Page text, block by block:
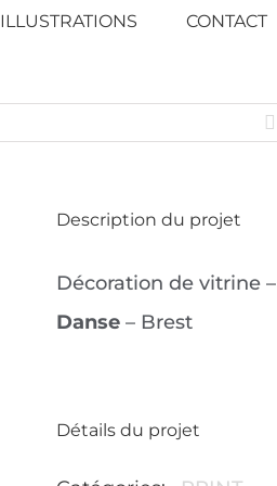
ILLUSTRATIONS CONTACT
Description du projet
Décoration de vitrine –
Danse – Brest
Détails du projet